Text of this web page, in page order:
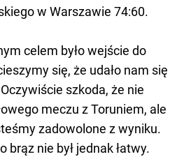
w Warszawie 74:60.
celem było wejście do
się, że udało nam się
szkoda, że nie
meczu z Toruniem, ale
zadowolone z wyniku.
brąz nie był jednak łatwy.